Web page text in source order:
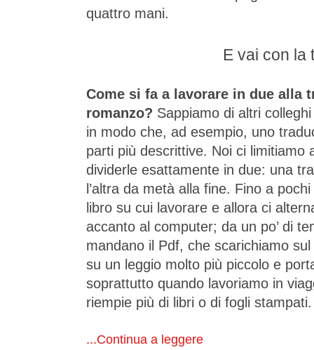
quattro mani.
E vai con la
Come si fa a lavorare in due alla
romanzo? Sappiamo di altri
in modo che, ad esempio, uno
parti più descrittive. Noi ci limitiamo
dividerle esattamente in due: una
l’altra da metà alla fine. Fino a
libro su cui lavorare e allora ci
accanto al computer; da un po’ di
mandano il Pdf, che scarichiamo
su un leggio molto più piccolo e
soprattutto quando lavoriamo in
riempie più di libri o di fogli stampati.
...Continua a leggere